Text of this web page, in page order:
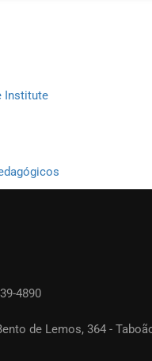
Institute
4890
de Lemos, 364 -